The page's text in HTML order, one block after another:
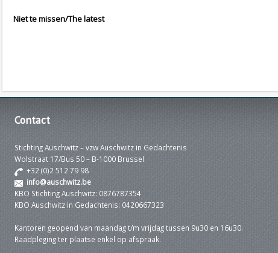
Niet te missen/The latest
Contact
Stichting Auschwitz – vzw Auschwitz in Gedachtenis
Wolstraat 17/Bus 50 – B-1000 Brussel
+32 (0)2 512 79 98
info@auschwitz.be
KBO Stichting Auschwitz: 0876787354
KBO Auschwitz in Gedachtenis: 0420667323
Kantoren geopend van maandag t/m vrijdag tussen 9u30 en 16u30.
Raadpleging ter plaatse enkel op afspraak.